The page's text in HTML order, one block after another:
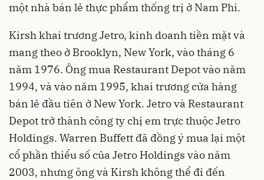
một nhà bán lẻ thực phẩm thống trị ở Nam Phi.
Kirsh khai trương Jetro, kinh doanh tiền mặt và
mang theo ở Brooklyn, New York, vào tháng 6
năm 1976. Ông mua Restaurant Depot vào năm
1994, và vào năm 1995, khai trương cửa hàng
bán lẻ đầu tiên ở New York. Jetro và Restaurant
Depot trở thành công ty chị em trực thuộc Jetro
Holdings. Warren Buffett đã đồng ý mua lại một
cổ phần thiểu số của Jetro Holdings vào năm
2003, nhưng ông và Kirsh không thể đi đến